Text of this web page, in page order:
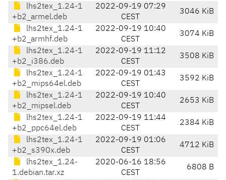
lhs2tex_1.24-1
+b2_armel.deb
2022-09-19 07:29
CEST
3046 KiB
lhs2tex_1.24-1
+b2_armhf.deb
2022-09-19 10:40
CEST
3074 KiB
lhs2tex_1.24-1
+b2_i386.deb
2022-09-19 11:12
CEST
3508 KiB
lhs2tex_1.24-1
+b2_mips64el.deb
2022-09-19 01:43
CEST
3592 KiB
lhs2tex_1.24-1
+b2_mipsel.deb
2022-09-19 10:40
CEST
2653 KiB
lhs2tex_1.24-1
+b2_ppc64el.deb
2022-09-19 11:44
CEST
2384 KiB
lhs2tex_1.24-1
+b2_s390x.deb
2022-09-19 01:06
CEST
4712 KiB
lhs2tex_1.24-
1.debian.tar.xz
2020-06-16 18:56
CEST
6808 B